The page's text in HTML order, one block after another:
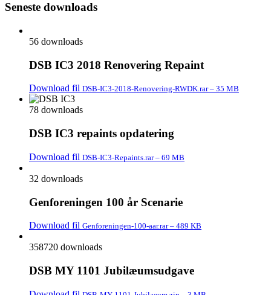
Seneste downloads
56 downloads
DSB IC3 2018 Renovering Repaint
Download fil DSB-IC3-2018-Renovering-RWDK.rar – 35 MB
78 downloads
DSB IC3 repaints opdatering
Download fil DSB-IC3-Repaints.rar – 69 MB
32 downloads
Genforeningen 100 år Scenarie
Download fil Genforeningen-100-aar.rar – 489 KB
358720 downloads
DSB MY 1101 Jubilæumsudgave